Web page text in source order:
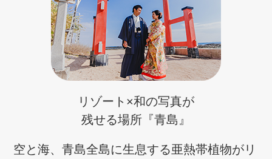
リゾート×和の写真が
残せる場所『青島』
空と海、青島全島に生息する亜熱帯植物がリ